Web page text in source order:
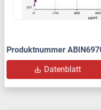
Produktnummer
Datenblatt